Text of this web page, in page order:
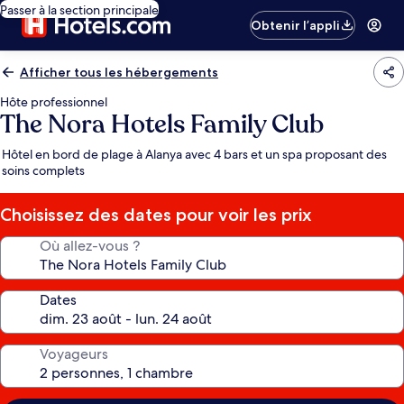
Passer à la section principale
Obtenir l’appli
Afficher tous les hébergements
Hôte professionnel
The Nora Hotels Family Club
Hôtel en bord de plage à Alanya avec 4 bars et un spa proposant des
soins complets
Choisissez des dates pour voir les prix
Où allez-vous ?
Dates
Voyageurs